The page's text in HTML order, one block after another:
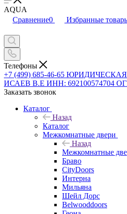
AQUA
Сравнение0 Избранные
Телефоны
+7 (499) 685-46-65
ИСАЕВ В.Е ИНН: 692100574704
Заказать звонок
Каталог
Назад
Каталог
Межкомнатные двери
Назад
Межкомнатные
Браво
CityDoors
Интерна
Мильяна
Шейл Дорс
Belwooddoors